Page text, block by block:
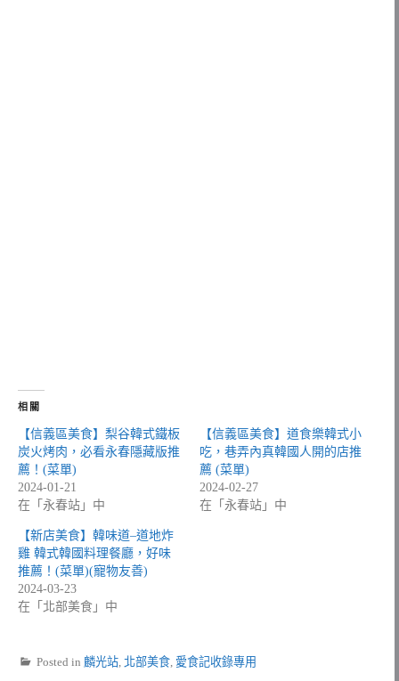
相關
【信義區美食】梨谷韓式鐵板
炭火烤肉，必看永春隱藏版推
薦！(菜單)
2024-01-21
在「永春站」中
【信義區美食】道食樂韓式小
吃，巷弄內真韓國人開的店推
薦 (菜單)
2024-02-27
在「永春站」中
【新店美食】韓味道–道地炸
雞 韓式韓國料理餐廳，好味
推薦！(菜單)(寵物友善)
2024-03-23
在「北部美食」中
Posted in 麟光站, 北部美食, 愛食記收錄專用